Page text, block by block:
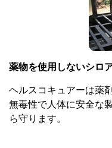
薬物を使用しないシロ
ヘルスコキュアーは薬
無毒性で人体に安全な
ら守ります。